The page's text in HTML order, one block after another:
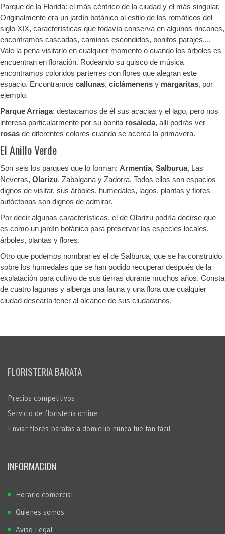
Parque de la Florida: el más céntrico de la ciudad y el más singular.
Originalmente era un jardín botánico al estilo de los romáticos del
siglo XIX, características que todavía conserva en algunos rincones,
encontramos cascadas, caminos escondidos, bonitos parajes,...
Vale la pena visitarlo en cualquier momento o cuando los árboles es
encuentran en floración. Rodeando su quisco de música
encontramos coloridos parterres con flores que alegran este
espacio. Encontramos callunas, ciclámenens y margaritas, por
ejemplo.
Parque Arriaga: destacamos de él sus acacias y el lago, pero nos
interesa particularmente por su bonita rosaleda, allí podrás ver
rosas de diferentes colores cuando se acerca la primavera.
El Anillo Verde
Son seis los parques que lo forman: Armentia, Salburua, Las
Neveras, Olarizu, Zabalgana y Zadorra. Todos ellos son espacios
dignos de visitar, sus árboles, humedales, lagos, plantas y flores
autóctonas son dignos de admirar.
Por decir algunas características, el de Olarizu podría decirse que
es como un jardín botánico para preservar las especies locales,
árboles, plantas y flores.
Otro que podemos nombrar es el de Salburua, que se ha construido
sobre los humedales que se han podido recuperar después de la
explatación para cultivo de sus tierras durante muchos años. Consta
de cuatro lagunas y alberga una fauna y una flora que cualquier
ciudad desearía tener al alcance de sus ciudadanos.
FLORISTERIA BARATA
Precios competitivos
Servicio de floristería online
Enviar flores baratas a domicilio nunca fue tan fácil
INFORMACION
Horario comercial
Quienes somos
Aviso Legal